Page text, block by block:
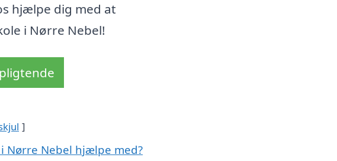
hjælpe dig med at
i Nørre Nebel!
Nørre Nebel hjælpe med?